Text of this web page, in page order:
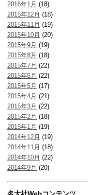
2016年1月 (18)
2015年12月 (18)
2015年11月 (19)
2015年10月 (20)
2015年9月 (19)
2015年8月 (18)
2015年7月 (22)
2015年6月 (22)
2015年5月 (17)
2015年4月 (21)
2015年3月 (22)
2015年2月 (18)
2015年1月 (19)
2014年12月 (19)
2014年11月 (18)
2014年10月 (22)
2014年9月 (20)